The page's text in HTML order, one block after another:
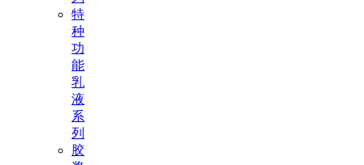
特
种
功
能
乳
液
系
列
胶